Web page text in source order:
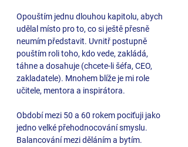
Opouštím jednu dlouhou kapitolu, abych
udělal místo pro to, co si ještě přesně
neumím představit. Uvnitř postupně
pouštím roli toho, kdo vede, zakládá,
táhne a dosahuje (chcete-li šéfa, CEO,
zakladatele). Mnohem blíže je mi role
učitele, mentora a inspirátora.
Období mezi 50 a 60 rokem pociťuji jako
jedno velké přehodnocování smyslu.
Balancování mezi děláním a bytím.